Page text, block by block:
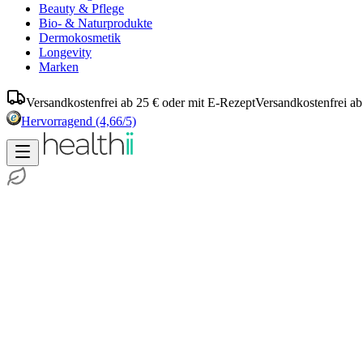
Beauty & Pflege
Bio- & Naturprodukte
Dermokosmetik
Longevity
Marken
Versandkostenfrei ab 25 € oder mit E-RezeptVersandkostenfrei
Hervorragend (4,66/5)